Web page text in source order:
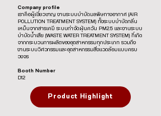
Company profile
เราคือผู้เชี่ยวชาญ งานระบบบำบัดมลพิษทางอากาศ (AIR
POLLUTION TREATMENT SYSTEM) ทั้งระบบบำบัดกลิ่น
เหม็นจากสารเคมี ระบบกำจัดฝุ่นควัน PM2.5 และงานระบบ
บำบัดน้ำเสีย (WASTE WATER TREATMENT SYSTEM) ที่เกิด
จากกระบวนการผลิตของอุตสาหกรรมทุกประเภท รวมถึง
งานระบบวิศวกรรมและอุตสาหกรรมสิ่งแวดล้อมแบบครบ
วงจร
Booth Number
D12
Product Highlight